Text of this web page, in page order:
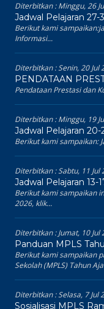
Diterbitkan :Minggu, 26
Jadwal Pelajaran 27-
Berikut kami
Informasi...
Diterbitkan :Senin, 20 Jul
PENDATAAN
Pendataan Prestasi dan
Diterbitkan :Minggu, 19
Jadwal Pelajaran 20-
Berikut kami sampaikan:
Diterbitkan :Sabtu, 11 Jul
Jadwal Pelajaran 13-
Berikut kami sampaikan
2026, klik...
Diterbitkan :Jumat, 10 Jul
Panduan MPLS
Berikut kami sampaikan
Sekolah (MPLS) Tahun
Diterbitkan :Selasa, 7 Jul
Sosialisasi MPLS